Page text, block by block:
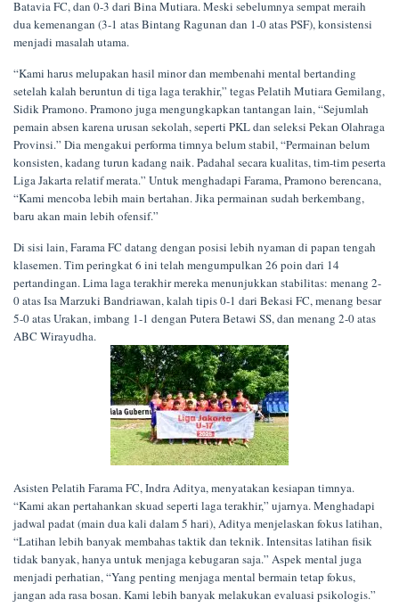
Batavia FC, dan 0-3 dari Bina Mutiara. Meski sebelumnya sempat meraih
dua kemenangan (3-1 atas Bintang Ragunan dan 1-0 atas PSF), konsistensi
menjadi masalah utama.
“Kami harus melupakan hasil minor dan membenahi mental bertanding
setelah kalah beruntun di tiga laga terakhir,” tegas Pelatih Mutiara Gemilang,
Sidik Pramono. Pramono juga mengungkapkan tantangan lain, “Sejumlah
pemain absen karena urusan sekolah, seperti PKL dan seleksi Pekan Olahraga
Provinsi.” Dia mengakui performa timnya belum stabil, “Permainan belum
konsisten, kadang turun kadang naik. Padahal secara kualitas, tim-tim peserta
Liga Jakarta relatif merata.” Untuk menghadapi Farama, Pramono berencana,
“Kami mencoba lebih main bertahan. Jika permainan sudah berkembang,
baru akan main lebih ofensif.”
Di sisi lain, Farama FC datang dengan posisi lebih nyaman di papan tengah
klasemen. Tim peringkat 6 ini telah mengumpulkan 26 poin dari 14
pertandingan. Lima laga terakhir mereka menunjukkan stabilitas: menang 2-
0 atas Isa Marzuki Bandriawan, kalah tipis 0-1 dari Bekasi FC, menang besar
5-0 atas Urakan, imbang 1-1 dengan Putera Betawi SS, dan menang 2-0 atas
ABC Wirayudha.
Asisten Pelatih Farama FC, Indra Aditya, menyatakan kesiapan timnya.
“Kami akan pertahankan skuad seperti laga terakhir,” ujarnya. Menghadapi
jadwal padat (main dua kali dalam 5 hari), Aditya menjelaskan fokus latihan,
“Latihan lebih banyak membahas taktik dan teknik. Intensitas latihan fisik
tidak banyak, hanya untuk menjaga kebugaran saja.” Aspek mental juga
menjadi perhatian, “Yang penting menjaga mental bermain tetap fokus,
jangan ada rasa bosan. Kami lebih banyak melakukan evaluasi psikologis.”